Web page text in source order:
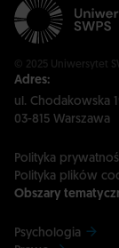
© 2025 Uniwersytet
Adres:
ul. Chodakowska
03-815 Warszawa
Polityka
Polityka plików
Obszary
Psychologia